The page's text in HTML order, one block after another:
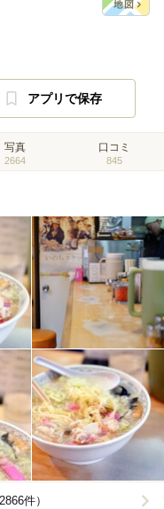
アプリで保存
写真
2664
口コミ
845
件）